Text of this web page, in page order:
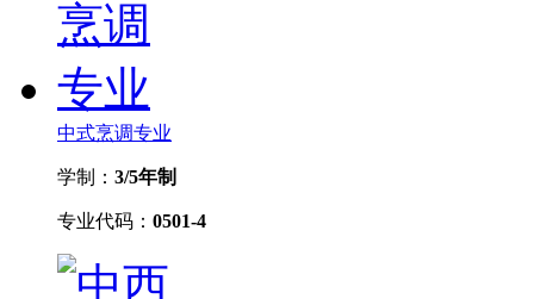
中式烹调专业
学制： 3/5年制
专业代码： 0501-4